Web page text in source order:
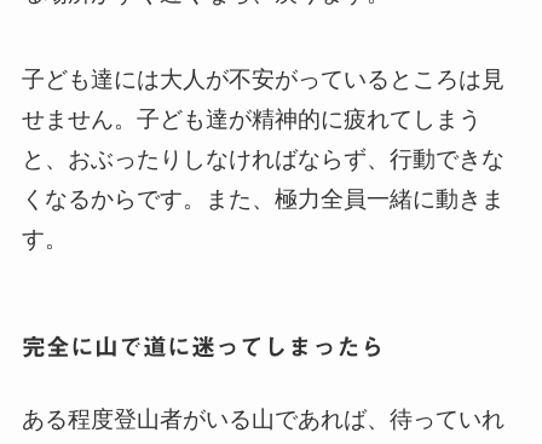
子ども達には大人が不安がっているところは見
せません。子ども達が精神的に疲れてしまう
と、おぶったりしなければならず、行動できな
くなるからです。また、極力全員一緒に動きま
す。
完全に山で道に迷ってしまったら
ある程度登山者がいる山であれば、待っていれ